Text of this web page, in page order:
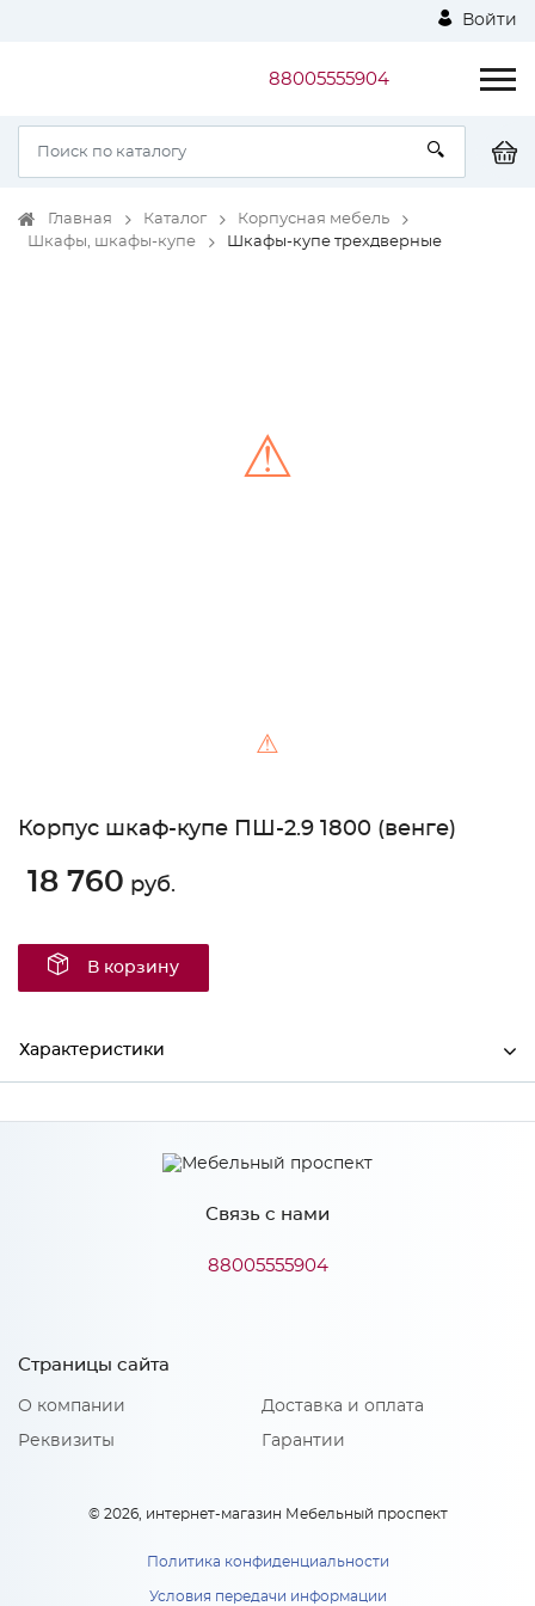
Войти
88005555904
Главная Каталог
Корпусная мебель
Шкафы, шкафы-купе
Шкафы-купе трехдверные
⚠
⚠
Корпус шкаф-купе ПШ-2.9 1800 (венге)
18 760 руб.
В корзину
Характеристики
Ширина 1800
2200
600
Росток
Материал
Количество упаковок: 2
Направляющие: Роликовые
Связь с нами
88005555904
Страницы сайта
О компании
Реквизиты
Доставка и оплата
Гарантии
© 2026, интернет-магазин Мебельный проспект
Политика конфиденциальности
Условия передачи информации